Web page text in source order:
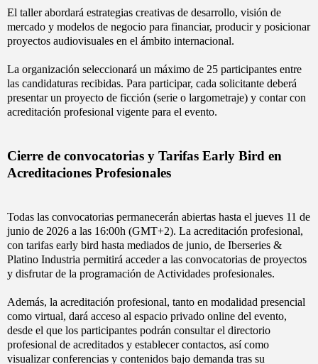
El taller abordará estrategias creativas de desarrollo, visión de
mercado y modelos de negocio para financiar, producir y posicionar
proyectos audiovisuales en el ámbito internacional.
La organización seleccionará un máximo de 25 participantes entre
las candidaturas recibidas. Para participar, cada solicitante deberá
presentar un proyecto de ficción (serie o largometraje) y contar con
acreditación profesional vigente para el evento.
Cierre de convocatorias y Tarifas Early Bird en
Acreditaciones Profesionales
Todas las convocatorias permanecerán abiertas hasta el jueves 11 de
junio de 2026 a las 16:00h (GMT+2). La acreditación profesional,
con tarifas early bird hasta mediados de junio, de Iberseries &
Platino Industria permitirá acceder a las convocatorias de proyectos
y disfrutar de la programación de Actividades profesionales.
Además, la acreditación profesional, tanto en modalidad presencial
como virtual, dará acceso al espacio privado online del evento,
desde el que los participantes podrán consultar el directorio
profesional de acreditados y establecer contactos, así como
visualizar conferencias y contenidos bajo demanda tras su